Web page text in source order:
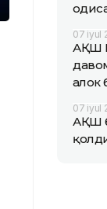
07 iyul
АҚШ
07 iyul
АҚШ